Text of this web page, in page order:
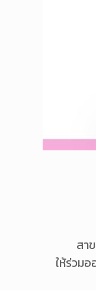
สา
ให้ร่วม